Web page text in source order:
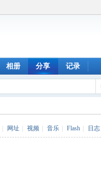
相册 分享 记录
网址 视频 音乐 Flash 日志